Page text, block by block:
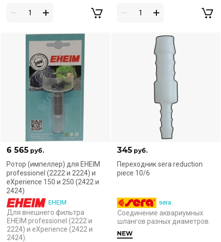
6 565 руб.
Ротор (импеллер) для EHEIM
professionel (2222 и 2224) и
eXperience 150 и 250 (2422 и
2424)
EHEIM
Для внешнего фильтра
EHEIM professionel (2222 и
2224) и eXperience (2422 и
2424).
345 руб.
Переходник sera reduction
piece 10/6
sera
Соединение аквариумных
шлангов разных диаметров.
NEW